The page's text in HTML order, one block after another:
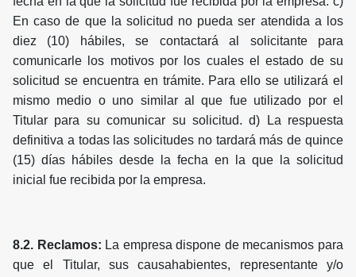
En caso de que la solicitud no pueda ser atendida a los
diez (10) hábiles, se contactará al solicitante para
comunicarle los motivos por los cuales el estado de su
solicitud se encuentra en trámite. Para ello se utilizará el
mismo medio o uno similar al que fue utilizado por el
Titular para su comunicar su solicitud. d) La respuesta
definitiva a todas las solicitudes no tardará más de quince
(15) días hábiles desde la fecha en la que la solicitud
inicial fue recibida por la empresa.
8.2. Reclamos: La empresa dispone de mecanismos para
que el Titular, sus causahabientes, representante y/o